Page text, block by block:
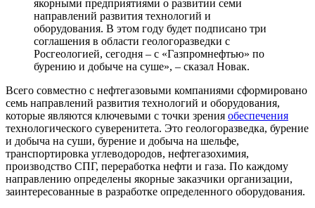
якорными предприятиями о развитии семи
направлений развития технологий и
оборудования. В этом году будет подписано три
соглашения в области геологоразведки с
Росгеологией, сегодня – с «Газпромнефтью» по
бурению и добыче на суше», – сказал Новак.
Всего совместно с нефтегазовыми компаниями сформировано
семь направлений развития технологий и оборудования,
которые являются ключевыми с точки зрения обеспечения
технологического суверенитета. Это геологоразведка, бурение
и добыча на суши, бурение и добыча на шельфе,
транспортировка углеводородов, нефтегазохимия,
производство СПГ, переработка нефти и газа. По каждому
направлению определены якорные заказчики организации,
заинтересованные в разработке определенного оборудования.